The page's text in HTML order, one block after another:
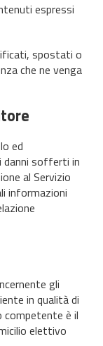
espressi
spostati o
che ne venga
ed
danni sofferti in
al Servizio
informazioni
gli
in qualità di
competente è il
elettivo